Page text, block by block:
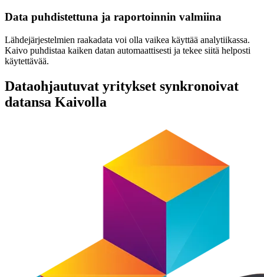
Data puhdistettuna ja raportoinnin valmiina
Lähdejärjestelmien raakadata voi olla vaikea käyttää analytiikassa.
Kaivo puhdistaa kaiken datan automaattisesti ja tekee siitä helposti
käytettävää.
Dataohjautuvat yritykset synkronoivat
datansa Kaivolla